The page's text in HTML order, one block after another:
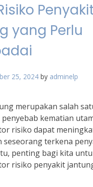
yang Perlu
25, 2024 by adminelp
merupakan salah
kematian
risiko dapat
seseorang terkena
penting bagi kita
risiko penyakit